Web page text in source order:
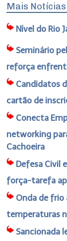
Mais Notícias
Nível do Rio
Seminário
reforça
Candidatos
cartão de
Conecta
networking
Cachoeira
Defesa Civil
força-tarefa
Onda de frio
temperaturas
Sancionada